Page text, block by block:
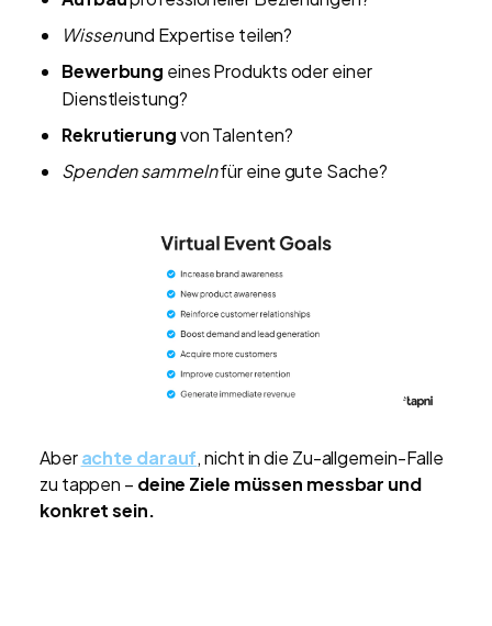
Wissenund Expertise teilen?
Bewerbung eines Produkts oder einer
Dienstleistung?
Rekrutierungvon Talenten?
Spenden sammelnfür eine gute Sache?
Aberachte darauf, nicht in die Zu-allgemein-Falle
zu tappen – deine Ziele müssen messbar und
konkret sein.